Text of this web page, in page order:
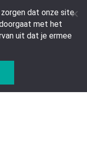
prijzen zijn
dat onze site
met het
uit dat je ermee